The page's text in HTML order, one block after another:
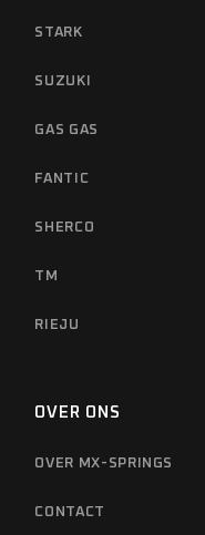
STARK
SUZUKI
GAS GAS
FANTIC
SHERCO
TM
RIEJU
OVER ONS
OVER MX-SPRINGS
CONTACT